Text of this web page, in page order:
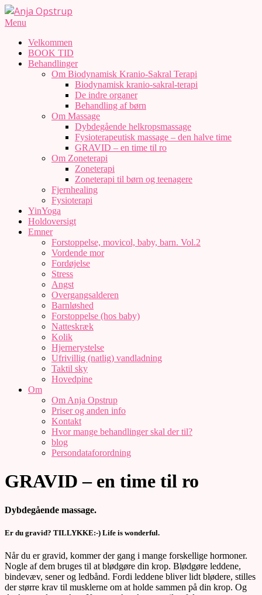
Skip
to
content
Anja
Opstrup
Secondary
Menu
Menu
Velkommen
BOOK TID
Behandlinger
Om Biodynamisk Kranio-Sakral Terapi
Biodynamisk kranio-sakral-terapi
De indre organer
Behandling af børn
Om Massage
Dybdegående helkropsmassage
Fysioterapeutisk massage – den halve time
GRAVID – en time til ro
Om Zoneterapi
Zoneterapi
Zoneterapi til børn og teenagere
Fjernhealing
Fysioterapi
YinYoga
Holdoversigt
Emner
Forstoppelse, movicol, baby, barn. Vol.2
Vordende mor
Fordøjelse
Stress
Angst
Overgangsalderen
Barnløshed
Forstoppelse (hos baby)
Natteskræk
Kolik
Hjernerystelse
Ufrivillig (natlig) vandladning
Taktil sky
Hovedpine
Om
Om Anja Opstrup
Priser og anden info
Kontakt
Hvor mange behandlinger skal der til?
blog
Persondataforordning
GRAVID – en time til ro
Dybdegående massage.
Er du gravid? TILLYKKE:-) Life is wonderful.
Når du er gravid, kommer der gang i mange forskellige hormoner.
Nogle af dem bruges til at blødgøre din krop. Blødgøre leddene,
bindevæv, sener og ledbånd. Fordi leddene bliver lidt blødere, stilles
der større krav til musklerne om at holde sammen på din krop. Og